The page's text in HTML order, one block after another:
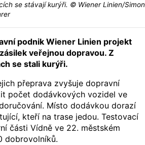
se stávají kurýři. © Wiener Linien/Simon
podnik Wiener Linien projekt
veřejnou dopravou. Z
se stali kurýři.
přeprava zvyšuje dopravní
počet dodávkových vozidel ve
Místo dodávkou dorazí
kteří na trase jedou. Testovací
části Vídně ve 22. městském
dobrovolníků.